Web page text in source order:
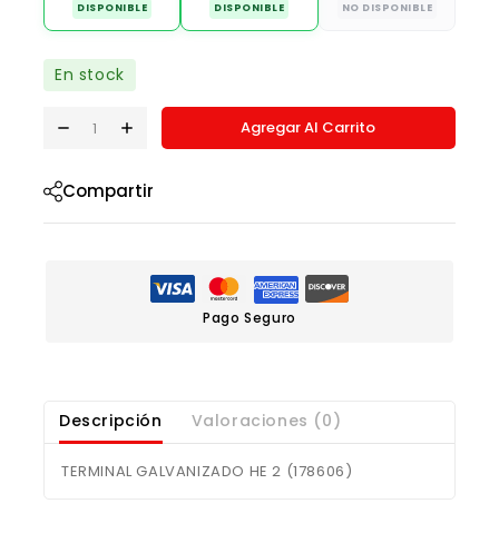
DISPONIBLE DISPONIBLE NO DISPONIBLE
En stock
Agregar Al Carrito
Compartir
Pago Seguro
Descripción Valoraciones (0)
TERMINAL GALVANIZADO HE 2 (178606)